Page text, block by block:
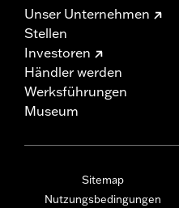
Unser Unternehmen
Stellen
Investoren
Händler werden
Werksführungen
Museum
Sitemap
Nutzungsbedingungen